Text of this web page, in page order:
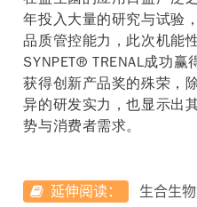
年投入大量的研究与试验
品质管控能力，此次机能
SYNPET® TRENAL成功
获得创新产品奖的殊荣，
异的研发实力，也显示出
势与消费者需求。
延伸阅读：
生合生